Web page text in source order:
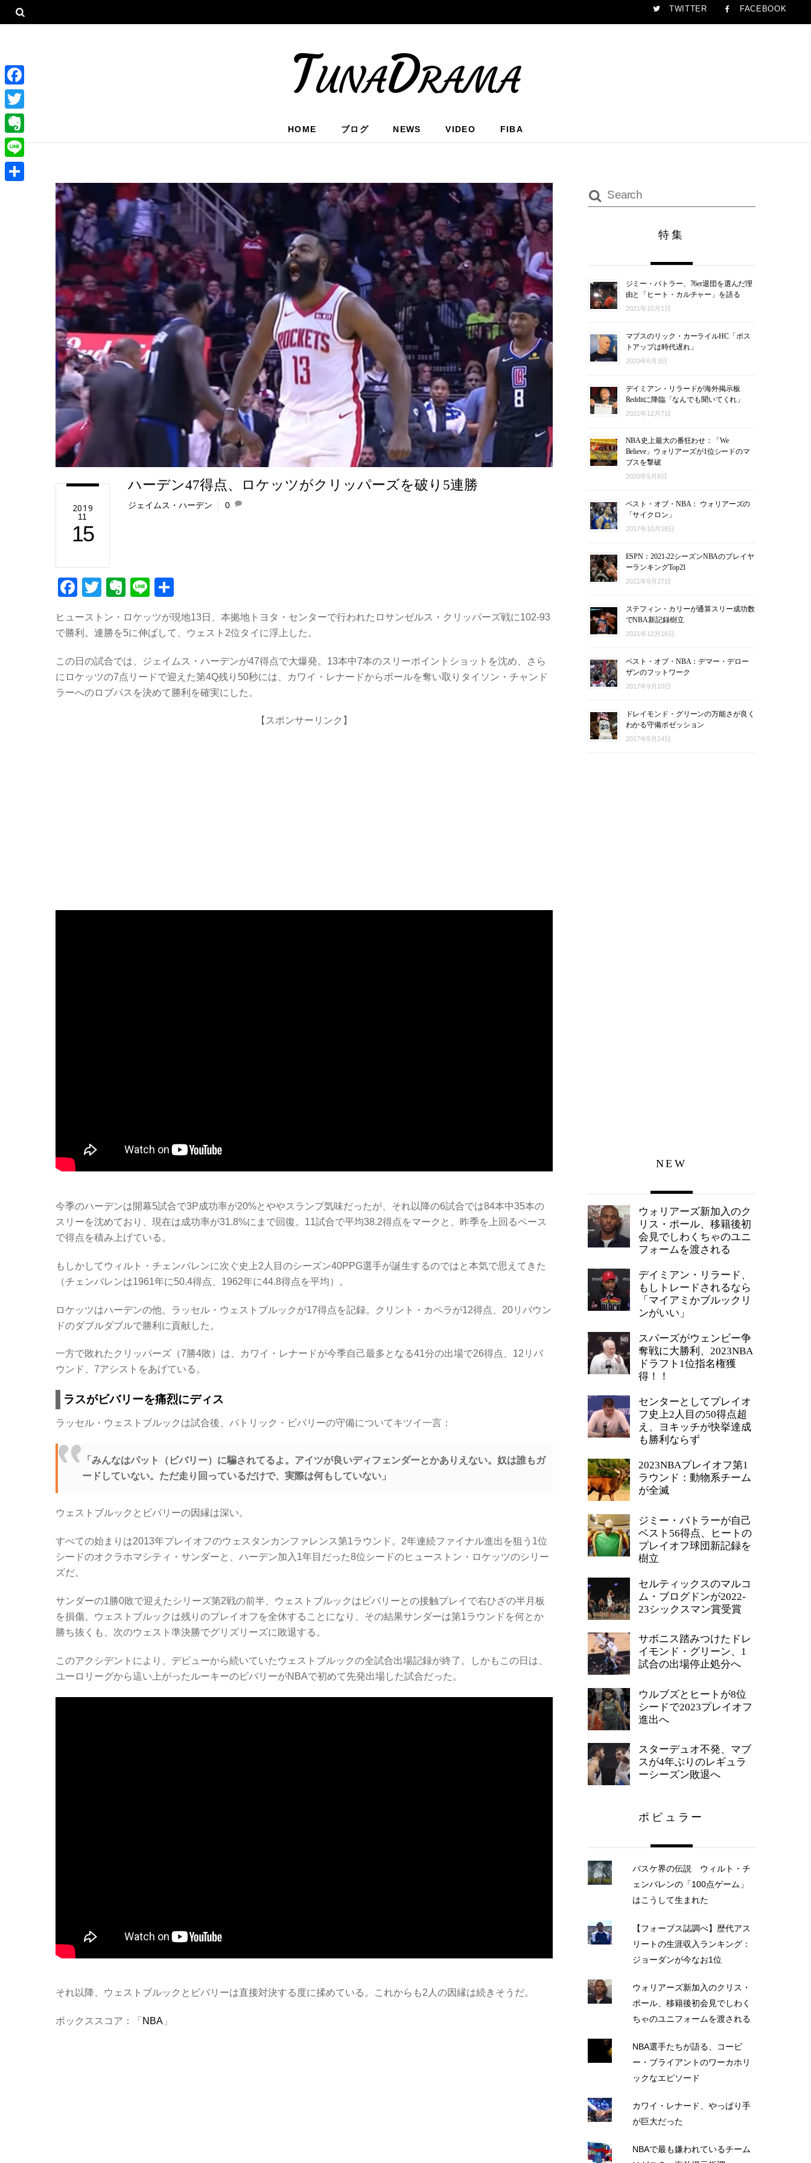
TWITTER FACEBOOK
TunaDrama
HOME ブログ NEWS VIDEO FIBA
2019
11
15
ハーデン47得点、ロケッツがクリッパーズを破り5連勝
ジェイムス・ハーデン 0
F
c
e
b
o
o
T
tt
er
E
er
ot
e
Li
e
ヒューストン・ロケッツが現地13日、本拠地トヨタ・センターで行われたロサンゼルス・クリッパーズ戦に102-93
で勝利。連勝を5に伸ばして、ウェスト2位タイに浮上した。
この日の試合では、ジェイムス・ハーデンが47得点で大爆発。13本中7本のスリーポイントショットを沈め、さら
にロケッツの7点リードで迎えた第4Q残り50秒には、カワイ・レナードからボールを奪い取りタイソン・チャンド
ラーへのロブパスを決めて勝利を確実にした。
【スポンサーリンク】
今季のハーデンは開幕5試合で3P成功率が20%とややスランプ気味だったが、それ以降の6試合では84本中35本の
スリーを沈めており、現在は成功率が31.8%にまで回復。11試合で平均38.2得点をマークと、昨季を上回るペース
で得点を積み上げている。
もしかしてウィルト・チェンバレンに次ぐ史上2人目のシーズン40PPG選手が誕生するのではと本気で思えてきた
（チェンバレンは1961年に50.4得点、1962年に44.8得点を平均）。
ロケッツはハーデンの他、ラッセル・ウェストブルックが17得点を記録。クリント・カペラが12得点、20リバウン
ドのダブルダブルで勝利に貢献した。
一方で敗れたクリッパーズ（7勝4敗）は、カワイ・レナードが今季自己最多となる41分の出場で26得点、12リバ
ウンド、7アシストをあげている。
ラスがビバリーを痛烈にディス
ラッセル・ウェストブルックは試合後、パトリック・ビバリーの守備についてキツイ一言：
「みんなはパット（ビバリー）に騙されてるよ。アイツが良いディフェンダーとかありえない。奴は誰もガ
ードしていない。ただ走り回っているだけで、実際は何もしていない」
ウェストブルックとビバリーの因縁は深い。
すべての始まりは2013年プレイオフのウェスタンカンファレンス第1ラウンド。2年連続ファイナル進出を狙う1位
シードのオクラホマシティ・サンダーと、ハーデン加入1年目だった8位シードのヒューストン・ロケッツのシリー
ズだ。
サンダーの1勝0敗で迎えたシリーズ第2戦の前半、ウェストブルックはビバリーとの接触プレイで右ひざの半月板
を損傷。ウェストブルックは残りのプレイオフを全休することになり、その結果サンダーは第1ラウンドを何とか
勝ち抜くも、次のウェスト準決勝でグリズリーズに敗退する。
このアクシデントにより、デビューから続いていたウェストブルックの全試合出場記録が終了。しかもこの日は、
ユーロリーグから這い上がったルーキーのビバリーがNBAで初めて先発出場した試合だった。
それ以降、ウェストブルックとビバリーは直接対決する度に揉めている。これからも2人の因縁は続きそうだ。
ボックススコア：「 NBA 」
特集
ジミー・バトラー、76er退団を選んだ理
由と「ヒート・カルチャー」を語る
2021年10月1日
マブスのリック・カーライルHC「ポス
トアップは時代遅れ」
2020年6月3日
デイミアン・リラードが海外掲示板
Redditに降臨「なんでも聞いてくれ」
2021年12月7日
NBA史上最大の番狂わせ：「We
Believe」ウォリアーズが1位シードのマ
ブスを撃破
2020年5月6日
ベスト・オブ・NBA： ウォリアーズの
「サイクロン」
2017年10月18日
ESPN：2021-22シーズンNBAのプレイヤ
ーランキングTop21
2021年9月27日
ステフィン・カリーが通算スリー成功数
でNBA新記録樹立
2021年12月16日
ベスト・オブ・NBA：デマー・デロー
ザンのフットワーク
2017年9月10日
ドレイモンド・グリーンの万能さが良く
わかる守備ポゼッション
2017年5月14日
NEW
ウォリアーズ新加入のク
リス・ポール、移籍後初
会見でしわくちゃのユニ
フォームを渡される
デイミアン・リラード、
もしトレードされるなら
「マイアミかブルックリ
ンがいい」
スパーズがウェンビー争
奪戦に大勝利、2023NBA
ドラフト1位指名権獲
得！！
センターとしてプレイオ
フ史上2人目の50得点超
え、ヨキッチが快挙達成
も勝利ならず
2023NBAプレイオフ第1
ラウンド：動物系チーム
が全滅
ジミー・バトラーが自己
ベスト56得点、ヒートの
プレイオフ球団新記録を
樹立
セルティックスのマルコ
ム・ブログドンが2022-
23シックスマン賞受賞
サボニス踏みつけたドレ
イモンド・グリーン、1
試合の出場停止処分へ
ウルブズとヒートが8位
シードで2023プレイオフ
進出へ
スターデュオ不発、マブ
スが4年ぶりのレギュラ
ーシーズン敗退へ
ポピュラー
バスケ界の伝説 ウィルト・チ
ェンバレンの「100点ゲーム」
はこうして生まれた
【フォーブス誌調べ】歴代アス
リートの生涯収入ランキング：
ジョーダンが今なお1位
ウォリアーズ新加入のクリス・
ポール、移籍後初会見でしわく
ちゃのユニフォームを渡される
NBA選手たちが語る、コービ
ー・ブライアントのワーカホリ
ックなエピソード
カワイ・レナード、やっぱり手
が巨大だった
NBAで最も嫌われているチーム
F
a
c
e
b
T
w
i
E
v
e
L